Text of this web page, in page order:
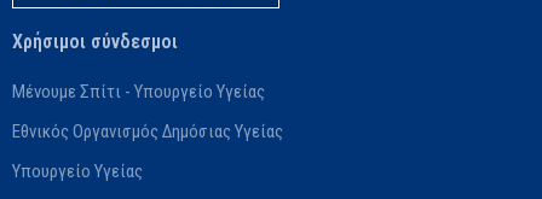
Χρήσιμοι σύνδεσμοι
Μένουμε Σπίτι - Υπουργείο Υγείας
Εθνικός Οργανισμός Δημόσιας Υγείας
Υπουργείο Υγείας